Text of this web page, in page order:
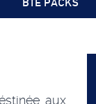
BTE PACKS
aux